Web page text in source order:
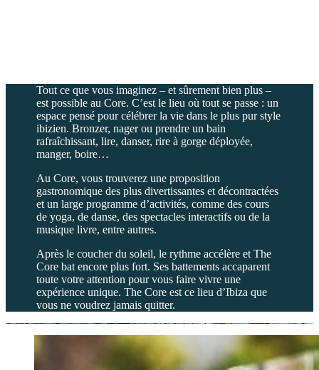
Tout ce que vous imaginez – et sûrement bien plus –
est possible au Core. C’est le lieu où tout se passe : un
espace pensé pour célébrer la vie dans le plus pur style
ibizien. Bronzer, nager ou prendre un bain
rafraîchissant, lire, danser, rire à gorge déployée,
manger, boire…
Au Core, vous trouverez une proposition
gastronomique des plus divertissantes et décontractées
et un large programme d’activités, comme des cours
de yoga, de danse, des spectacles interactifs ou de la
musique livre, entre autres.
Après le coucher du soleil, le rythme accélère et The
Core bat encore plus fort. Ses battements accaparent
toute votre attention pour vous faire vivre une
expérience unique. The Core est ce lieu d’Ibiza que
vous ne voudrez jamais quitter.